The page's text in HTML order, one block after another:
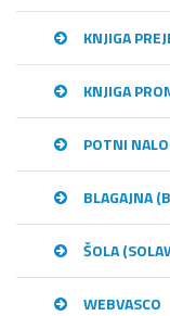
KNJIGA
KNJIGA
POTNI
BLAGAJNA
ŠOLA
WEBVASCO